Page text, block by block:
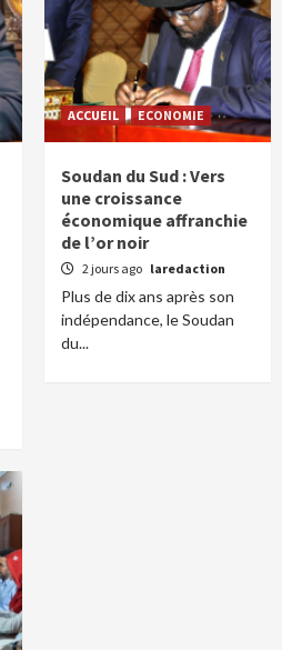
ACCUEIL ECONOMIE
Soudan du Sud : Vers
une croissance
économique affranchie
de l’or noir
2 jours ago laredaction
Plus de dix ans après son
indépendance, le Soudan
du...